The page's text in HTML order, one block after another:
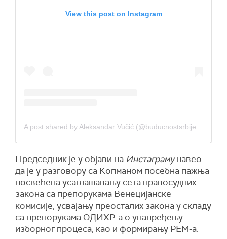
View this post on Instagram
Председник је у објави на Инстаграмунавео
да је у разговору са Копманом посебна пажња
посвећена усаглашавању сета правосудних
закона са препорукама Венецијанске
комисије, усвајању преосталих закона у складу
са препорукама ОДИХР-а о унапређењу
изборног процеса, као и формирању РЕМ-а.